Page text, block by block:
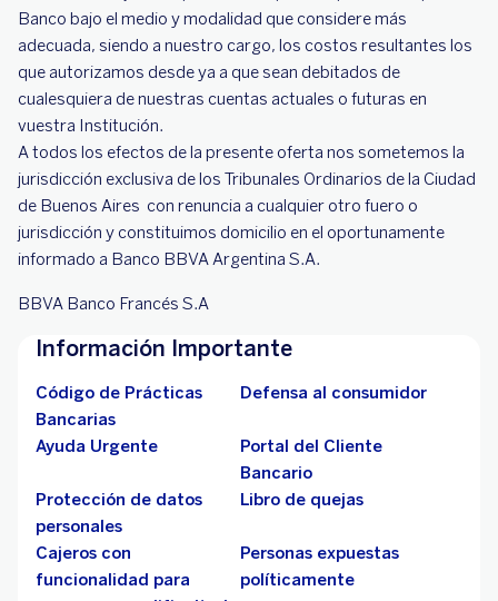
Banco bajo el medio y modalidad que considere más
adecuada, siendo a nuestro cargo, los costos resultantes los
que autorizamos desde ya a que sean debitados de
cualesquiera de nuestras cuentas actuales o futuras en
vuestra Institución.
A todos los efectos de la presente oferta nos sometemos la
jurisdicción exclusiva de los Tribunales Ordinarios de la Ciudad
de Buenos Aires con renuncia a cualquier otro fuero o
jurisdicción y constituimos domicilio en el oportunamente
informado a Banco BBVA Argentina S.A.
BBVA Banco Francés S.A
Información Importante
Código de Prácticas
Bancarias
Defensa al consumidor
Ayuda Urgente
Portal del Cliente
Bancario
Protección de datos
personales
Libro de quejas
Cajeros con
funcionalidad para
Personas expuestas
políticamente